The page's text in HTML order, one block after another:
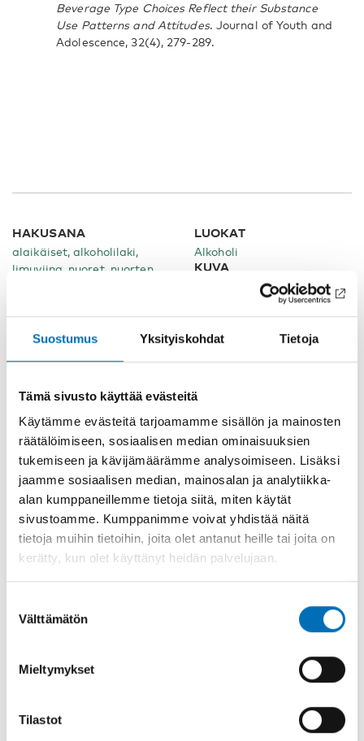
Suostumus Yksityiskohdat Tietoja
Tämä sivusto käyttää evästeitä
Käytämme evästeitä tarjoamamme sisällön ja mainosten
räätälöimiseen, sosiaalisen median ominaisuuksien
tukemiseen ja kävijämäärämme analysoimiseen. Lisäksi
jaamme sosiaalisen median, mainosalan ja analytiikka-
alan kumppaneillemme tietoja siitä, miten käytät
sivustoamme. Kumppanimme voivat yhdistää näitä
tietoja muihin tietoihin, joita olet antanut heille tai joita on
kerätty, kun olet käyttänyt heidän palvelujaan.
valinta
Välttämätön
Mieltymykset
Tilastot
Beverage Type Choices Reflect their Substance
Use Patterns and Attitudes. Journal of Youth and
Adolescence, 32(4), 279-289.
HAKUSANA
alaikäiset, alkoholilaki,
limuviina, nuoret, nuorten
LUOKAT
Alkoholi
KUVA
Mostphotos (Kuvan
ihmiset eivät liity
artikkeliin)
Asiaan liittyvää sisältöä